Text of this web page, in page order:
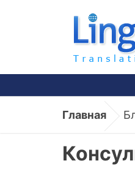
Главная